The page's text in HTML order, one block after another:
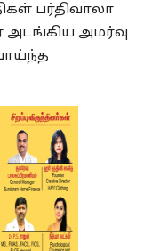
பர்திவாலா
அமர்வு